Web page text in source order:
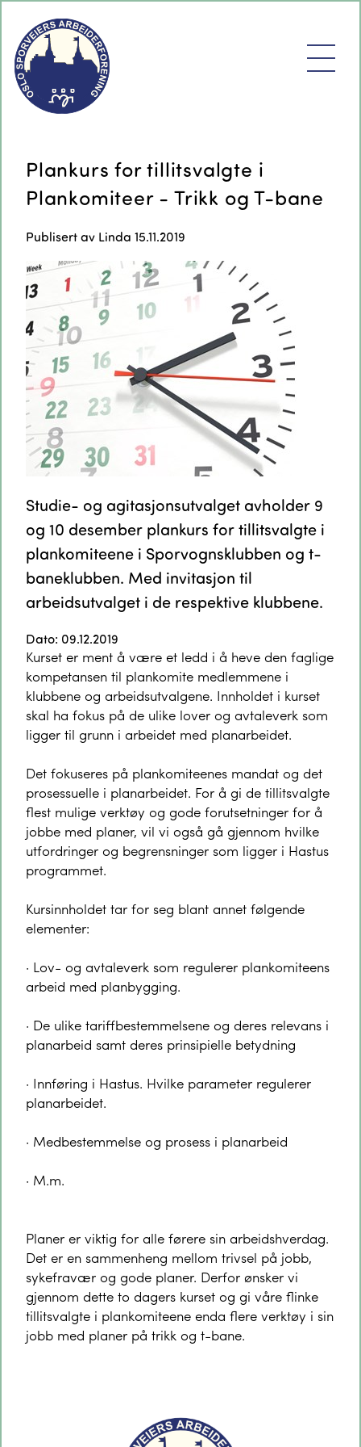
Plankurs for tillitsvalgte i
Plankomiteer - Trikk og T-bane
Publisert av Linda 15.11.2019
Studie- og agitasjonsutvalget avholder 9
og 10 desember plankurs for tillitsvalgte i
plankomiteene i Sporvognsklubben og t-
baneklubben. Med invitasjon til
arbeidsutvalget i de respektive klubbene.
Dato: 09.12.2019
Kurset er ment å være et ledd i å heve den faglige
kompetansen til plankomite medlemmene i
klubbene og arbeidsutvalgene. Innholdet i kurset
skal ha fokus på de ulike lover og avtaleverk som
ligger til grunn i arbeidet med planarbeidet.
Det fokuseres på plankomiteenes mandat og det
prosessuelle i planarbeidet. For å gi de tillitsvalgte
flest mulige verktøy og gode forutsetninger for å
jobbe med planer, vil vi også gå gjennom hvilke
utfordringer og begrensninger som ligger i Hastus
programmet.
Kursinnholdet tar for seg blant annet følgende
elementer:
· Lov- og avtaleverk som regulerer plankomiteens
arbeid med planbygging.
· De ulike tariffbestemmelsene og deres relevans i
planarbeid samt deres prinsipielle betydning
· Innføring i Hastus. Hvilke parameter regulerer
planarbeidet.
· Medbestemmelse og prosess i planarbeid
· M.m.
Planer er viktig for alle førere sin arbeidshverdag.
Det er en sammenheng mellom trivsel på jobb,
sykefravær og gode planer. Derfor ønsker vi
gjennom dette to dagers kurset og gi våre flinke
tillitsvalgte i plankomiteene enda flere verktøy i sin
jobb med planer på trikk og t-bane.